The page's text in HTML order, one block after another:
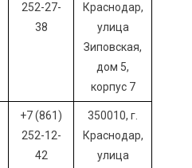
252-27-
38
Краснодар,
улица
Зиповская,
дом 5,
корпус 7
+7 (861)
252-12-
42
350010, г.
Краснодар,
улица